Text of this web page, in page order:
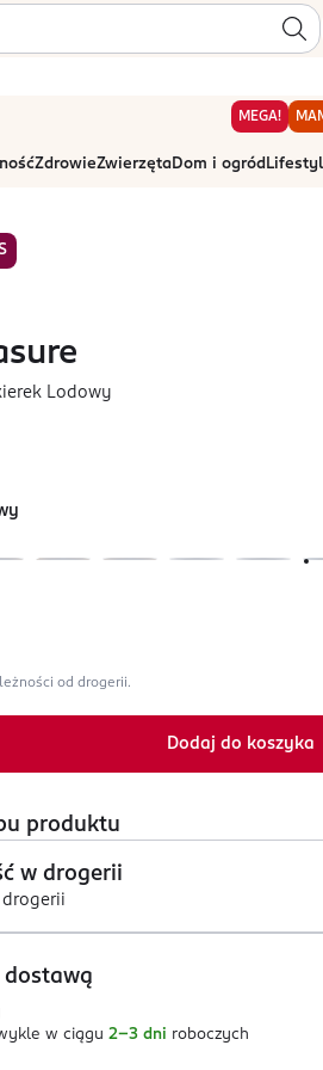
MEGA!
ZdrowieZwierzętaDom i ogród
Lodowy
od drogerii.
Dodaj do koszyka
produktu
w drogerii
dostawą
w ciągu 2-3 dni roboczych